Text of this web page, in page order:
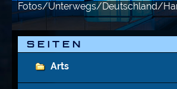
Fotos/Unterwegs/Deutschland/
S E I T E N
Arts